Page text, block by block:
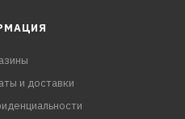
и доставки